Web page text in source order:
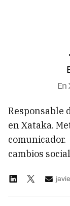
Responsable
en Xataka.
comunicador.
cambios